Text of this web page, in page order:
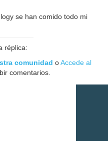
se han comido todo mi
réplica:
comunidad oAccede al
comentarios.